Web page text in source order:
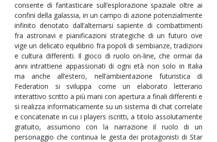
consente di fantasticare sull’esplorazione spaziale oltre ai
confini della galassia, in un campo di azione potenzialmente
infinito denotato dall’alternarsi sapiente di combattimenti
fra astronavi e pianificazioni strategiche di un futuro ove
vige un delicato equilibrio fra popoli di sembianze, tradizioni
e cultura differenti. Il gioco di ruolo on-line, che ormai da
anni intrattiene appassionati di ogni età non solo in Italia
ma anche all’estero, nell’ambientazione futuristica di
Federation si sviluppa come un elaborato letterario
interattivo scritto a più mani con apertura a finali differenti e
si realizza informaticamente su un sistema di chat correlate
e concatenate in cui i players iscritti, a titolo assolutamente
gratuito, assumono con la narrazione il ruolo di un
personaggio che continua le gesta dei protagonisti di Star